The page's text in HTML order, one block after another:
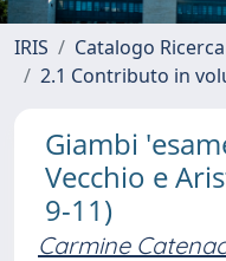
IRIS Catalogo Ricerca
2.1 Contributo in
Giambi
Vecchio e
9-11)
Carmine